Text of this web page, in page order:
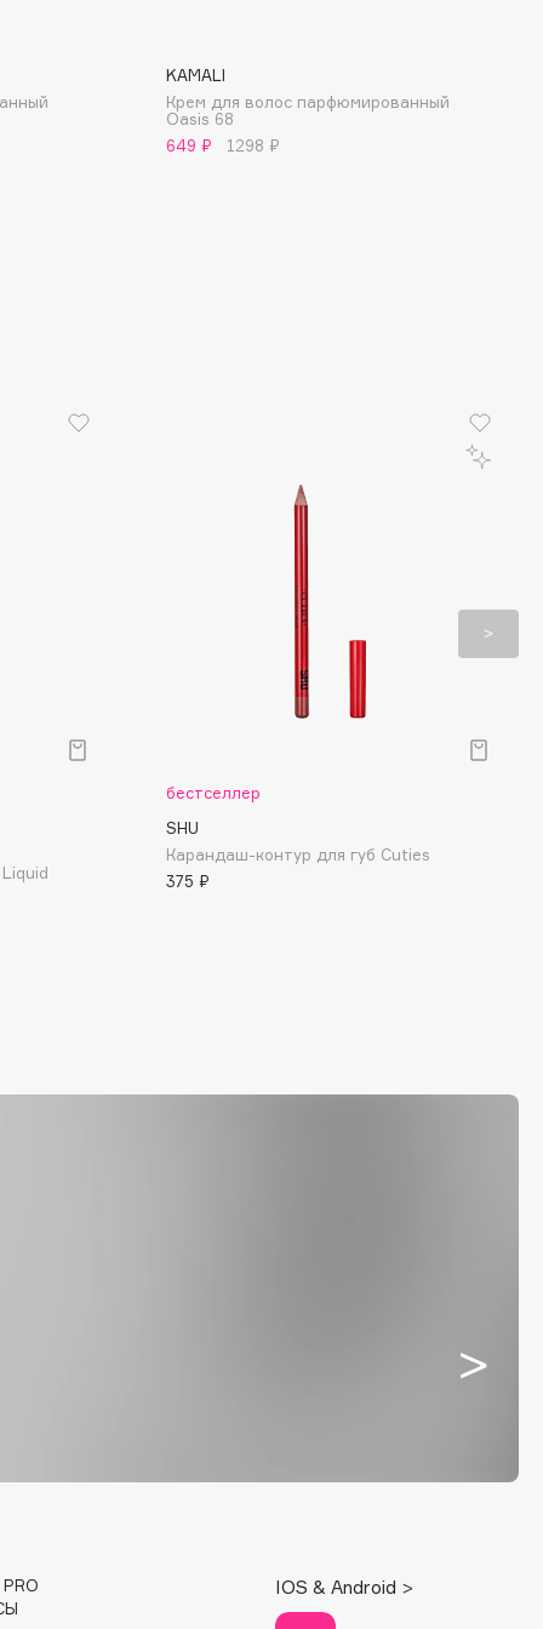
KAMALI
Крем для волос парфюмированный
Oasis 68
649 ₽
1298 ₽
бестселлер
SHU
Карандаш-контур для губ Cuties
375 ₽
PRO
IOS & Android >